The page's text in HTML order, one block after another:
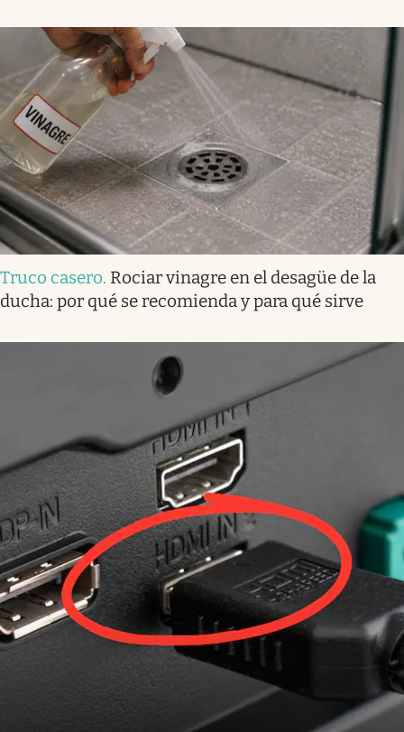
Truco casero. Rociar vinagre en el desagüe de la
ducha: por qué se recomienda y para qué sirve